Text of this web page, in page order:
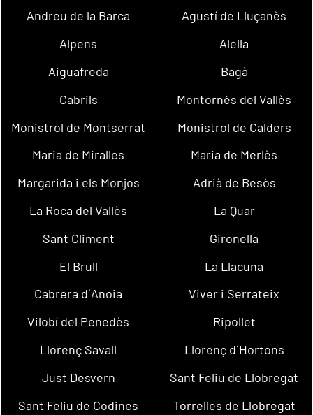
Andreu de la Barca
Agustí de Lluçanès
Alpens
Alella
Aiguafreda
Bagà
Cabrils
Montornès del Vallès
Monistrol de Montserrat
Monistrol de Calders
Maria de Miralles
Maria de Merlès
Margarida i els Monjos
Adrià de Besòs
La Roca del Vallès
La Quar
Sant Climent
Gironella
El Brull
La Llacuna
Cabrera d´Anoia
Viver i Serrateix
Vilobí del Penedès
Ripollet
Llorenç Savall
Llorenç d´Hortons
Just Desvern
Sant Feliu de Llobregat
Sant Feliu de Codines
Torrelles de Llobregat